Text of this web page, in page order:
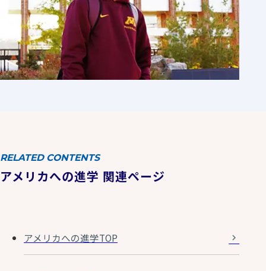
RELATED CONTENTS
アメリカへの進学 関連ページ
アメリカへの進学TOP